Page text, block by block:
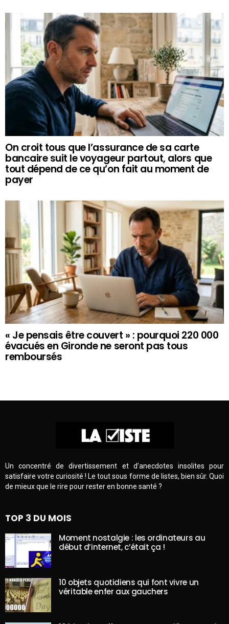
On croit tous que l’assurance de sa carte
bancaire suit le voyageur partout, alors que
tout dépend de ce qu’on fait au moment de
payer
« Je pensais être couvert » : pourquoi 220 000
évacués en Gironde ne seront pas tous
remboursés
Un concentré de divertissement et d’anecdotes insolites pour
satisfaire votre curiosité ! Le tout sous forme de listes, bien sûr. Quoi
de mieux que le rire pour rester en bonne santé ?
TOP 3 DU MOIS
Moment nostalgie : les ordinateurs au
début d’internet, c’était ça !
10 objets quotidiens qui font vivre un
véritable enfer aux gauchers